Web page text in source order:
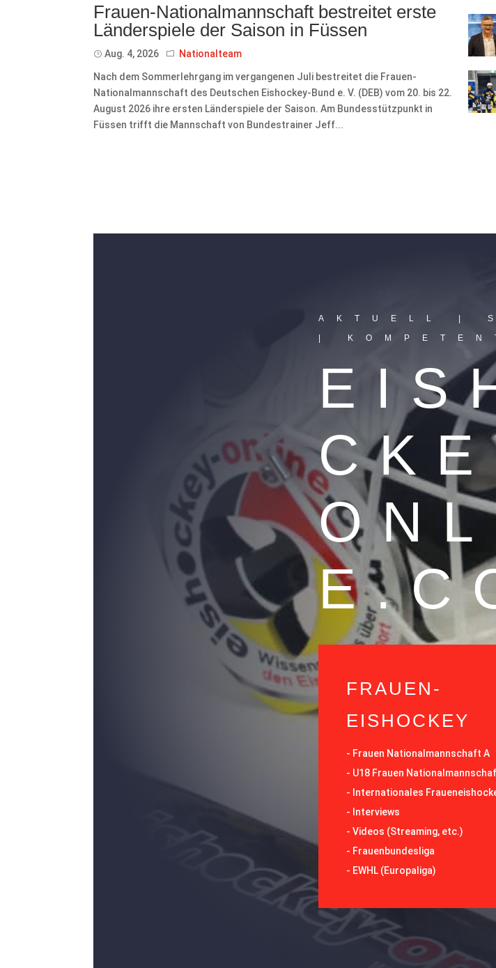
Frauen-Nationalmannschaft bestreitet erste
Länderspiele der Saison in Füssen
Aug. 4, 2026 Nationalteam
Nach dem Sommerlehrgang im vergangenen Juli bestreitet die Frauen-
Nationalmannschaft des Deutschen Eishockey-Bund e. V. (DEB) vom 20. bis 22.
August 2026 ihre ersten Länderspiele der Saison. Am Bundesstützpunkt in
Füssen trifft die Mannschaft von Bundestrainer Jeff...
AKTUELL |
|
FRAUEN-
EISHOCKEY
- Frauen Nationalmannschaft A
- U18 Frauen
- Internationales
- Interviews
- Videos (Streaming, etc.)
- Frauenbundesliga
- EWHL (Europaliga)